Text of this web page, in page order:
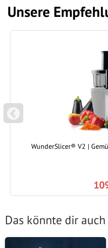
Unsere
P
REVIOUS
WunderSlicer® V2 |
Das könnte dir